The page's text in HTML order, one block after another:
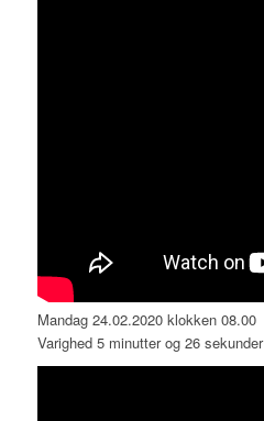
Mandag 24.02.2020 klokken 08.00
Varighed 5 minutter og 26 sekunder